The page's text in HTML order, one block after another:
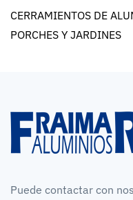
CERRAMIENTOS DE
PORCHES Y JARDINES
Puede contactar con